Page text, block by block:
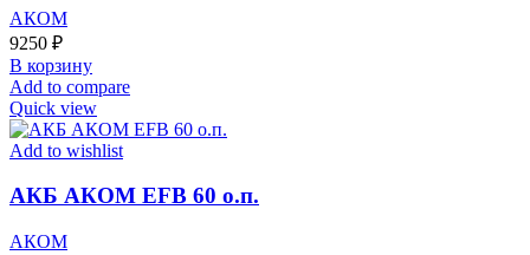
АКОМ
9250 ₽
В корзину
Add to compare
Quick view
Add to wishlist
АКБ АКОМ EFB 60 о.п.
АКОМ